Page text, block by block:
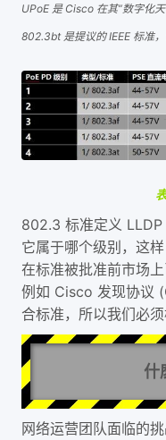
UPoE 是 Cisco 在其“数字化
802.3bt 是提议的 IEEE 标准
802.3 标准定义
它属于哪个级别，这
在标准被批准前市场
例如 Cisco 发现协议
合标准，所以我们必须
什
网络运营团队面临的